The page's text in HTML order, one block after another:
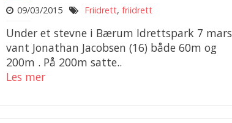
09/03/2015 Friidrett, friidrett
Under et stevne i Bærum Idrettspark 7 mars
vant Jonathan Jacobsen (16) både 60m og
200m . På 200m satte..
Les mer